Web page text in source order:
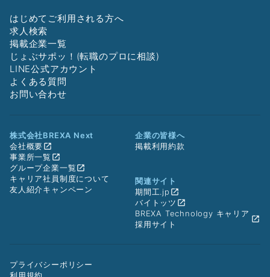
はじめてご利用される方へ
求人検索
掲載企業一覧
じょぶサポッ！(転職のプロに相談)
LINE公式アカウント
よくある質問
お問い合わせ
株式会社BREXA Next
会社概要
事業所一覧
グループ企業一覧
キャリア社員制度について
友人紹介キャンペーン
企業の皆様へ
掲載利用約款
関連サイト
期間工.jp
バイトッツ
BREXA Technology キャリア
採用サイト
プライバシーポリシー